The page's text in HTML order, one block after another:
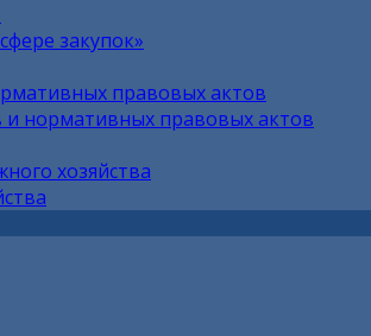
закупок»
правовых актов
нормативных правовых актов
хозяйства